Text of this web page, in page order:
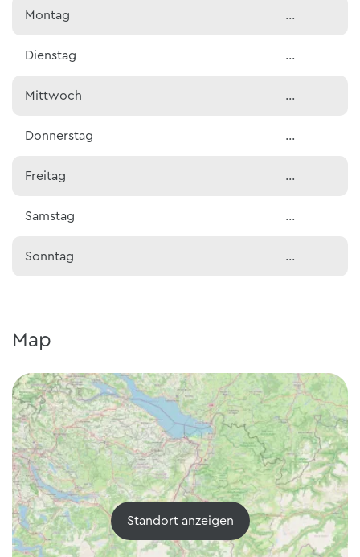
Montag …
Dienstag …
Mittwoch …
Donnerstag …
Freitag …
Samstag …
Sonntag …
Map
Standort anzeigen